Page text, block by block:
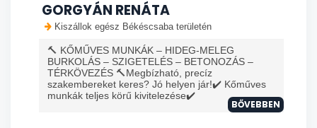
GORGYÁN RENÁTA
Kiszállok egész Békéscsaba területén
🔨 KŐMŰVES MUNKÁK – HIDEG-MELEG
BURKOLÁS – SZIGETELÉS – BETONOZÁS –
TÉRKÖVEZÉS 🔨Megbízható, precíz
szakembereket keres? Jó helyen jár!✔️ Kőműves
munkák teljes körű kivitelezése✔️
BŐVEBBEN